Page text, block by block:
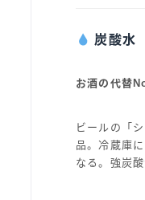
炭酸水
お酒の代替
ビールの「
品。冷蔵庫
なる。強炭酸